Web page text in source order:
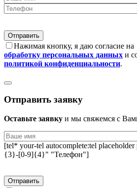
Нажимая кнопку, я даю согласие на
обработку персональных данных и
политикой конфиденциальности.
Отправить заявку
Оставьте заявку и мы свяжемся с
[tel* your-tel autocomplete:tel
{3}-[0-9]{4}" "Телефон"]